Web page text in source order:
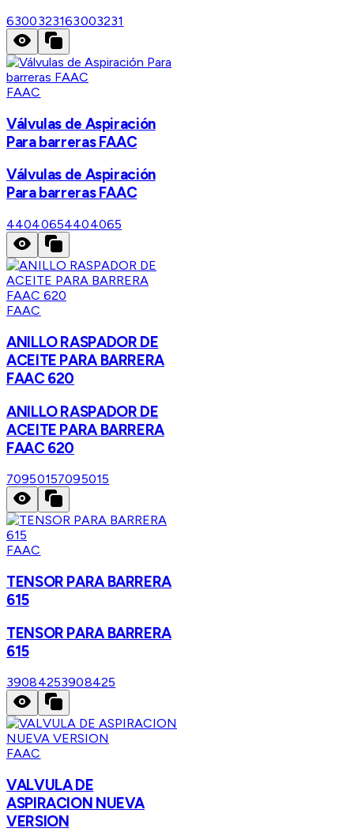
6300323163003231
FAAC
Válvulas de Aspiración
Para barreras FAAC
Válvulas de Aspiración
Para barreras FAAC
44040654404065
FAAC
ANILLO RASPADOR DE
ACEITE PARA BARRERA
FAAC 620
ANILLO RASPADOR DE
ACEITE PARA BARRERA
FAAC 620
70950157095015
FAAC
TENSOR PARA BARRERA
615
TENSOR PARA BARRERA
615
39084253908425
FAAC
VALVULA DE
ASPIRACION NUEVA
VERSION